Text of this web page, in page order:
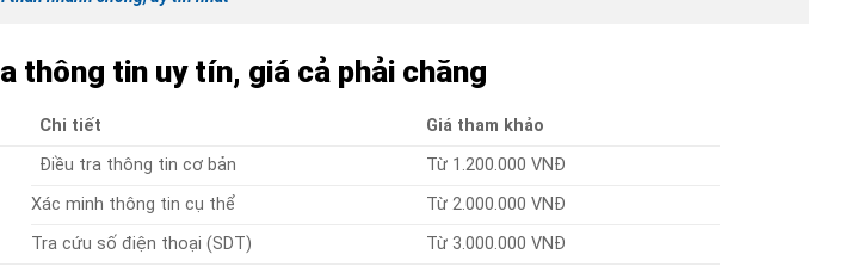
thông tin uy tín, giá cả phải chăng
Chi tiết Giá tham khảo
Điều tra thông tin cơ bản
Từ 1.200.000 VNĐ
Xác minh thông tin cụ thể
Từ 2.000.000 VNĐ
Tra cứu số điện thoại (SDT)
Từ 3.000.000 VNĐ